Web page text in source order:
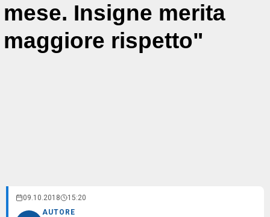
mese. Insigne merita
maggiore rispetto"
09.10.2018 15:20
AUTORE